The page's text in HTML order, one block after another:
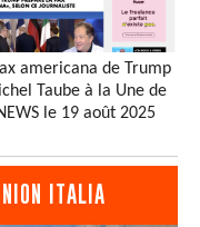
americana de Trump
Taube à la Une de
le 19 août 2025
ITALIA